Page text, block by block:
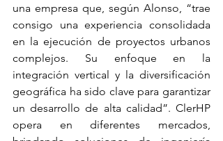
una empresa que, según Alonso, “trae
consigo una experiencia consolidada
en la ejecución de proyectos urbanos
complejos. Su enfoque en la
integración vertical y la diversificación
geográfica ha sido clave para garantizar
un desarrollo de alta calidad”. ClerHP
opera en diferentes mercados,